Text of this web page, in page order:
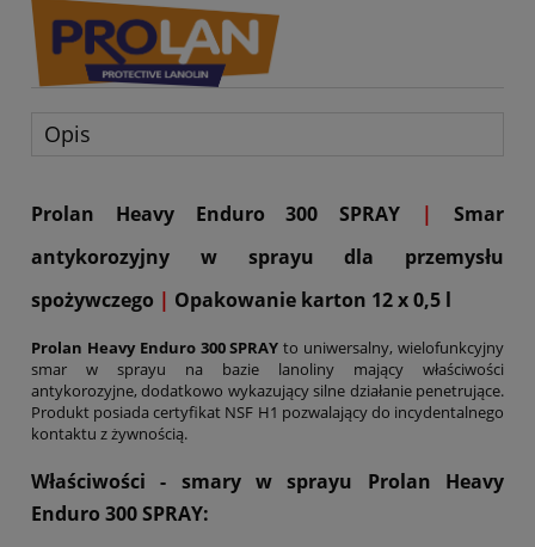
Opis
Prolan Heavy Enduro 300 SPRAY |
Smar
antykorozyjny w sprayu dla przemysłu
spożywczego | Opakowanie karton 12 x 0,5 l
Prolan Heavy Enduro 300SPRAY to uniwersalny, wielofunkcyjny
smar w sprayu na bazie lanoliny mający właściwości
antykorozyjne, dodatkowo wykazujący silne działanie penetrujące.
Produkt posiada certyfikat NSF H1 pozwalający do incydentalnego
kontaktu z żywnością.
Właściwości - smary w sprayu Prolan Heavy
Enduro 300SPRAY: